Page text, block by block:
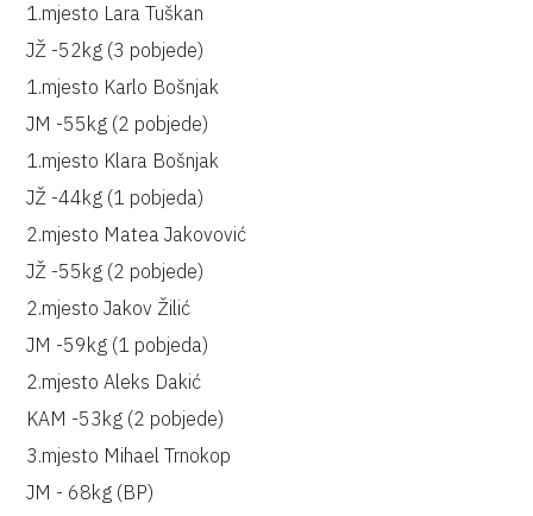
1.mjesto Lara Tuškan
JŽ -52kg (3 pobjede)
1.mjesto Karlo Bošnjak
JM -55kg (2 pobjede)
1.mjesto Klara Bošnjak
JŽ -44kg (1 pobjeda)
2.mjesto Matea Jakovović
JŽ -55kg (2 pobjede)
2.mjesto Jakov Žilić
JM -59kg (1 pobjeda)
2.mjesto Aleks Dakić
KAM -53kg (2 pobjede)
3.mjesto Mihael Trnokop
JM - 68kg (BP)